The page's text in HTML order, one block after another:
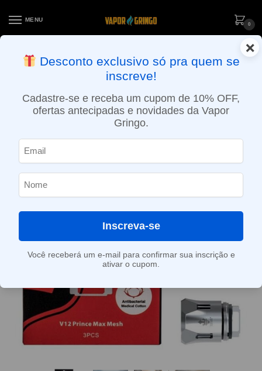
MENU
0
ENTREGA NO MESMO DIA EM SÃO PAULO (SEG A SEX): PEDIDOS
APROVADOS ATÉ 15:30 VIA MOTOBOY
×
Desconto exclusivo só pra quem se
inscreve!
Cadastre-se e receba um cupom de 10% OFF,
ofertas antecipadas e novidades da Vapor
Gringo.
Inscreva-se
Você receberá um e-mail para confirmar sua inscrição e
ativar o cupom.